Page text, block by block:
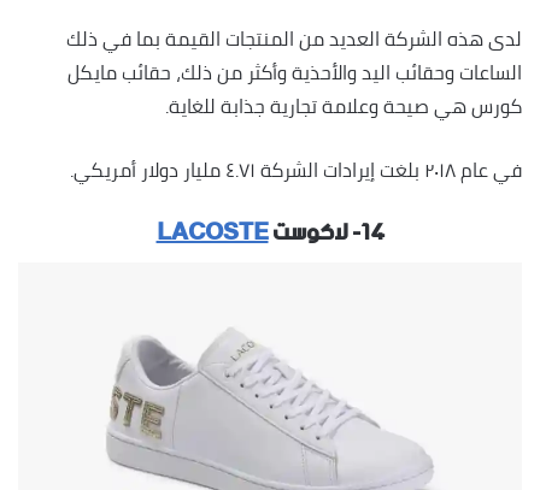
لدى هذه الشركة العديد من المنتجات القيمة بما في ذلك
الساعات وحقائب اليد والأحذية وأكثر من ذلك، حقائب مايكل
كورس هي صيحة وعلامة تجارية جذابة للغاية.
في عام ٢٠١٨ بلغت إيرادات الشركة ٤.٧١ مليار دولار أمريكي.
١٤- لاكوست LACOSTE